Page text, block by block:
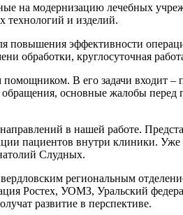
на модернизацию лечебных
технологий и изделий.
эффективности
обработки, круглосуточная
В его задачи входит –
основные жалобы
в нашей работе.
пациентов внутри клиники.
Слудных.
региональным
Ростех, УОМЗ, Уральский
развитие в перспективе.